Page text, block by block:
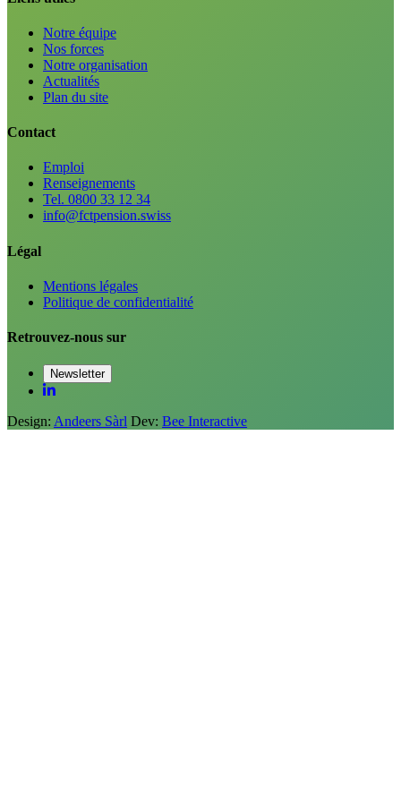
Notre équipe
Nos forces
Notre organisation
Actualités
Plan du site
Contact
Emploi
Renseignements
Tel. 0800 33 12 34
info@fctpension.swiss
Légal
Mentions légales
Politique de confidentialité
Retrouvez-nous sur
Newsletter
Design: Andeers Sàrl Dev: Bee Interactive